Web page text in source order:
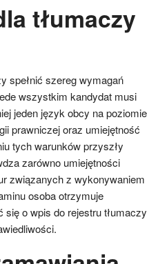
tłumaczy
spełnić szereg wymagań
wszystkim kandydat musi
jeden język obcy na poziomie
prawniczej oraz umiejętność
tych warunków przyszły
zarówno umiejętności
związanych z wykonywaniem
osoba otrzymuje
o wpis do rejestru tłumaczy